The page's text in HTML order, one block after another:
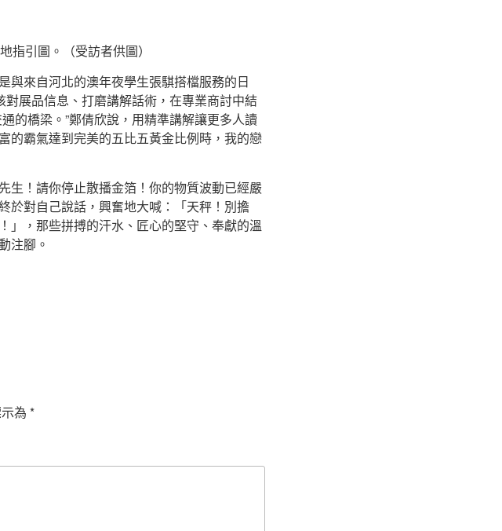
指引圖。（受訪者供圖）
與來自河北的澳年夜學生張騏搭檔服務的日
展品信息、打磨講解話術，在專業商討中結
的橋梁。”鄭倩欣說，用精準講解讓更多人讀
的霸氣達到完美的五比五黃金比例時，我的戀
生！請你停止散播金箔！你的物質波動已經嚴
於對自己說話，興奮地大喊：「天秤！別擔
」，那些拼搏的汗水、匠心的堅守、奉獻的溫
注腳。
為 *